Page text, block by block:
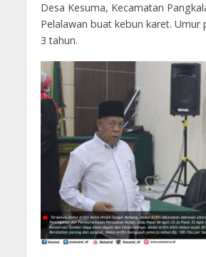
Desa Kesuma, Kecamatan
Pelalawan buat kebun karet. Umur
3 tahun.